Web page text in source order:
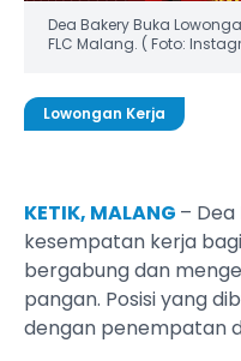
Dea Bakery Buka
FLC Malang. ( Foto:
Lowongan Kerja
KETIK, MALANG –
kesempatan kerja
bergabung dan
pangan. Posisi yang
dengan penempatan